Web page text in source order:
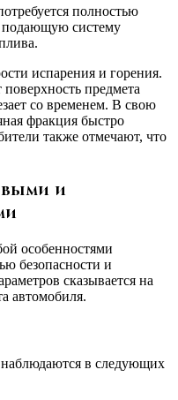
полностью
подающую систему
испарения и горения.
предмета
со временем. В свою
фракция быстро
также отмечают, что
и
особенностями
безопасности и
сказывается на
автомобиля.
наблюдаются в следующих